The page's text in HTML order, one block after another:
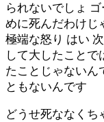
られないでしょ
めに死んだわけじ
極端な怒り はい
して大したことで
たことじゃないん
ともないんです
どうせ死ななくち